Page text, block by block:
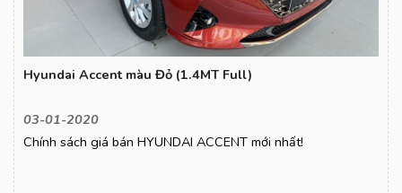
Hyundai Accent màu Đỏ (1.4MT Full)
03-01-2020
Chính sách giá bán HYUNDAI ACCENT mới nhất!